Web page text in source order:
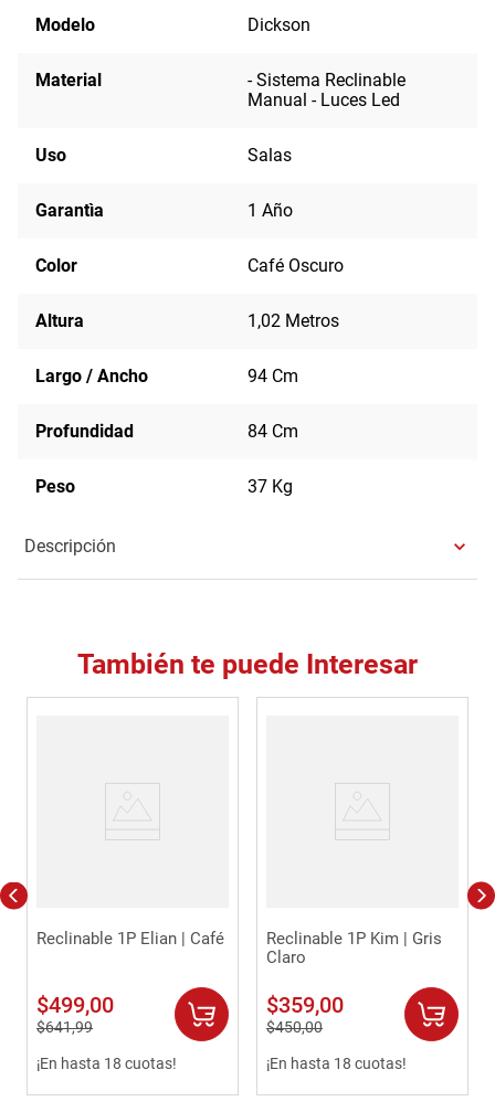
Modelo Dickson
Material
- Sistema Reclinable
Manual - Luces Led
Uso Salas
Garantìa 1 Año
Color Café Oscuro
Altura 1,02 Metros
Largo / Ancho 94 Cm
Profundidad 84 Cm
Peso 37 Kg
Descripción
También te puede Interesar
Reclinable 1P Elian | Café
$499,00
$641,99
¡En hasta 18 cuotas!
Reclinable 1P Kim | Gris
Claro
$359,00
$450,00
¡En hasta 18 cuotas!